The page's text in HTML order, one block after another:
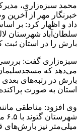
محمد سبزه‌زاری،
خبرنگار مهر از
داد و اظهار کرد: بر
سلطان‌آباد شهرستان
بارش را در استان
سبزه‌زاری گفت: بررسی
بارش در رتبه‌های
استان به صورت
وی افزود: مناطقی
شهرستان گتوند با ۶.۵ میلی‌متر و
میلی‌متر نیز بارش‌های